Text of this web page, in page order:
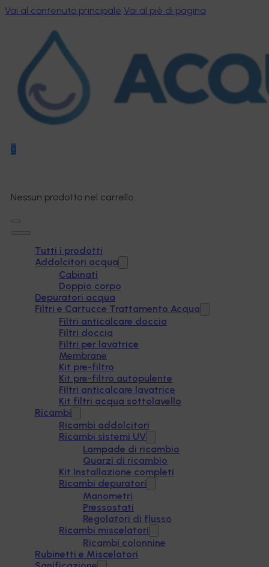
Vai al contenuto principale Vai al piè di pagina
0
Nessun prodotto nel carrello.
Tutti i prodotti
Addolcitori acqua
Cabinati
Doppio corpo
Depuratori acqua
Filtri e Cartucce Trattamento Acqua
Filtri anticalcare doccia
Filtri doccia
Filtri per lavatrice
Membrane
Kit pre-filtro
Kit pre-filtro autopulente
Filtri anticalcare lavatrice
Kit filtri acqua sottolavello
Ricambi
Ricambi addolcitori
Ricambi sistemi UV
Lampade di ricambio
Quarzi di ricambio
Kit Installazione completi
Ricambi depuratori
Manometri
Pressostati
Regolatori di flusso
Ricambi miscelatori
Ricambi colonnine
Rubinetti e Miscelatori